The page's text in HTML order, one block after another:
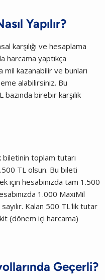
Yapılır?
karşılığı ve hesaplama
harcama yaptıkça
kazanabilir ve bunları
alabilirsiniz. Bu
birebir karşılık
biletinin toplam tutarı
TL olsun. Bu bileti
için hesabınızda tam 1.500
1.000 MaxiMil
Kalan 500 TL'lik tutar
(dönem içi harcama)
Geçerli?